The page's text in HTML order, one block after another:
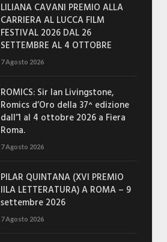
LILIANA CAVANI PREMIO ALLA
CARRIERA AL LUCCA FILM
FESTIVAL 2026 DAL 26
SETTEMBRE AL 4 OTTOBRE
7 Agosto 2026
ROMICS: Sir Ian Livingstone,
Romics d’Oro della 37^ edizione
dall’1 al 4 ottobre 2026 a Fiera
Roma.
7 Agosto 2026
PILAR QUINTANA (XVI PREMIO
IILA LETTERATURA) A ROMA – 9
settembre 2026
7 Agosto 2026